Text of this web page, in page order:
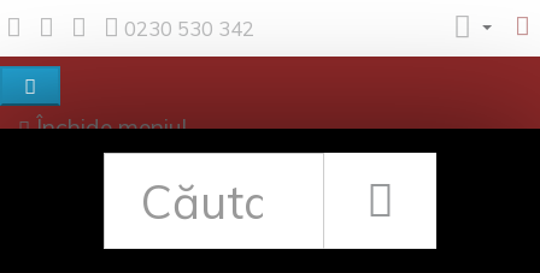
0230 530 342
Închide meniul
Rețea librării